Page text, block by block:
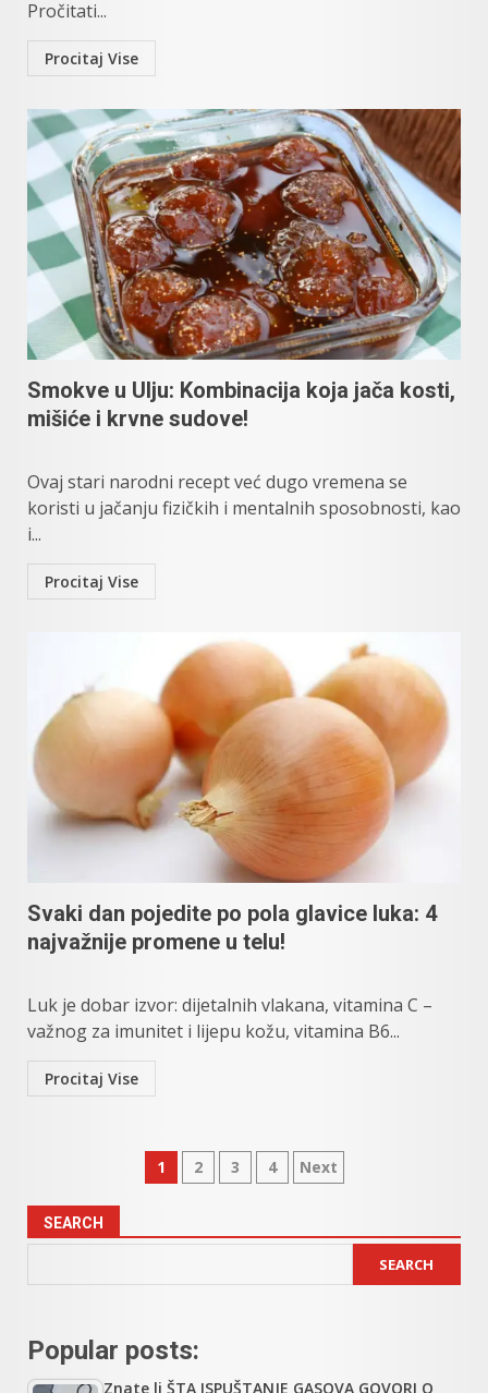
Pročitati...
Procitaj Vise
Smokve u Ulju: Kombinacija koja jača kosti,
mišiće i krvne sudove!
Ovaj stari narodni recept već dugo vremena se
koristi u jačanju fizičkih i mentalnih sposobnosti, kao
i...
Procitaj Vise
Svaki dan pojedite po pola glavice luka: 4
najvažnije promene u telu!
Luk je dobar izvor: dijetalnih vlakana, vitamina C –
važnog za imunitet i lijepu kožu, vitamina B6...
Procitaj Vise
Posts
1 2 3 4 Next
SEARCH
SEARCH
Popular posts:
Znate li ŠTA ISPUŠTANJE GASOVA GOVORI O